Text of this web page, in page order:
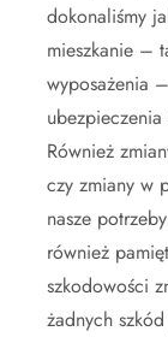
dokonaliśmy
mieszkanie –
wyposażenia
Również
czy zmiany w
nasze
również
szkodowości
żadnych